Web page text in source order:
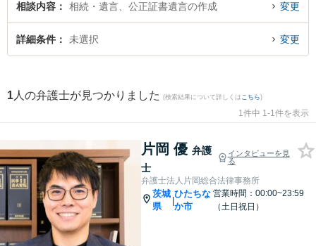
ル解決の実績豊富な近くの弁護士を検索したい』『初回相談無料で公正証書遺
言の作成を法律相談できるひたちなか市内の弁護士に相談予約したい』などで
お困りの相談者さんにおすすめです。
相談内容 相続・遺言、公正証書遺言の作成 変更
詳細条件 未選択 変更
1 人の弁護士が見つかりました (検索結果について詳しくは こちら)
1件中 1-1件を表示
片岡 優 弁護
士
インタビューを見
る
弁護士法人片岡総合法律事務所
茨城
県
|
ひたちな
か市
営業時間：00:00~23:59
（土日祝日）